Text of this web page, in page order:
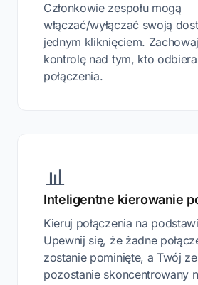
Członkowie zespołu mogą
włączać/wyłączać swoją
jednym kliknięciem. Zachowaj
kontrolę nad tym, kto
połączenia.
📊
Inteligentne kierowanie
Kieruj połączenia na
Upewnij się, że żadne
zostanie pominięte, a Twój
pozostanie skoncentrowany